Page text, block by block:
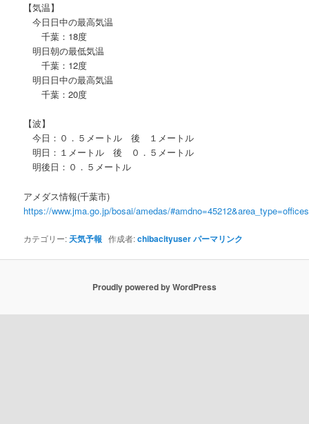
【気温】
今日日中の最高気温
千葉：18度
明日朝の最低気温
千葉：12度
明日日中の最高気温
千葉：20度
【波】
今日：０．５メートル 後 １メートル
明日：１メートル 後 ０．５メートル
明後日：０．５メートル
アメダス情報(千葉市)
https://www.jma.go.jp/bosai/amedas/
カテゴリー: 天気予報 作成者:chibacityuserパーマリンク
Proudly powered by WordPress